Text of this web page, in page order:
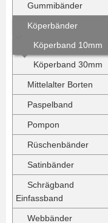
Gummibänder
Köperbänder
Köperband 10mm
Köperband 30mm
Mittelalter Borten
Paspelband
Pompon
Rüschenbänder
Satinbänder
Schrägband
Einfassband
Webbänder